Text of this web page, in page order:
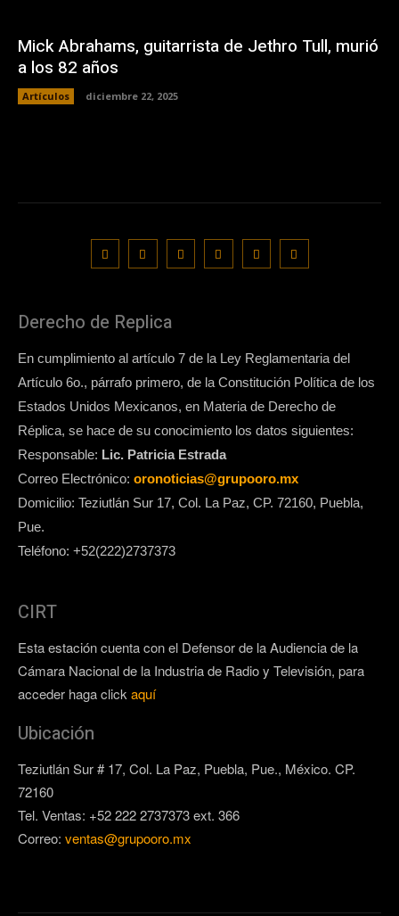
Mick Abrahams, guitarrista de Jethro Tull, murió
a los 82 años
Artículos diciembre 22, 2025
Derecho de Replica
En cumplimiento al artículo 7 de la Ley Reglamentaria del
Artículo 6o., párrafo primero, de la Constitución Política de los
Estados Unidos Mexicanos, en Materia de Derecho de
Réplica, se hace de su conocimiento los datos siguientes:
Responsable: Lic. Patricia Estrada
Correo Electrónico: oronoticias@grupooro.mx
Domicilio: Teziutlán Sur 17, Col. La Paz, CP. 72160, Puebla,
Pue.
Teléfono: +52(222)2737373
CIRT
Esta estación cuenta con el Defensor de la Audiencia de la
Cámara Nacional de la Industria de Radio y Televisión, para
acceder haga click aquí
Ubicación
Teziutlán Sur # 17, Col. La Paz, Puebla, Pue., México. CP.
72160
Tel. Ventas: +52 222 2737373 ext. 366
Correo: ventas@grupooro.mx